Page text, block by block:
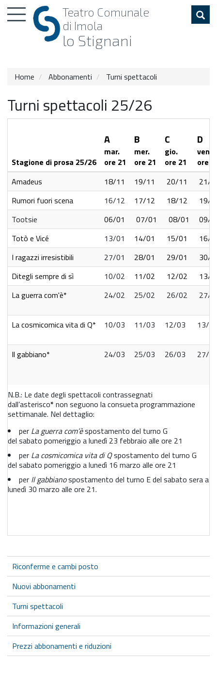
Toggle
navigation
Teatro Comunale
di Imola
lo Stignani
Home Abbonamenti Turni spettacoli
Turni spettacoli 25/26
Stagione di prosa 25/26
A
mar.
ore 21
B
mer.
ore 21
C
gio.
ore 21
D
ven.
ore
Amadeus
18/11 19/11 20/11
21/
Rumori fuori scena
16/12 17/12 18/12
19/
Tootsie
06/01 07/01 08/01
09/
Totò e Vicé
13/01 14/01 15/01
16/
I ragazzi irresistibili
27/01 28/01 29/01
30/
Ditegli sempre di sì
10/02 11/02 12/02 13/
La guerra com'è* 24/02 25/02 26/02 27/
La cosmicomica vita di Q* 10/03 11/03 12/03 13/
Il gabbiano* 24/03 25/03 26/03 27/
N.B.: Le date degli spettacoli contrassegnati
dall’asterisco* non seguono la consueta programmazione
settimanale. Nel dettaglio:
per La guerra com’èspostamento del turno G
del sabato pomeriggio a lunedì 23 febbraio alle ore 21
per La cosmicomica vita di Qspostamento del turno G
del sabato pomeriggio a lunedì 16 marzo alle ore 21
per Il gabbianospostamento del turno E del sabato sera a
lunedì 30 marzo alle ore 21.
Riconferme e cambi posto
Nuovi abbonamenti
Turni spettacoli
Informazioni generali
Prezzi abbonamenti e riduzioni